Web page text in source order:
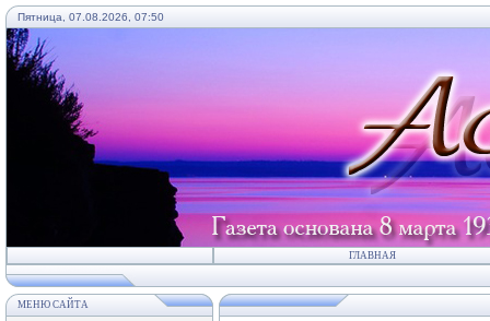
Пятница, 07.08.2026, 07:50
ГЛАВНАЯ
МЕНЮ САЙТА